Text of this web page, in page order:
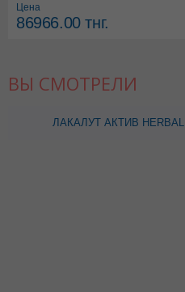
Цена
86966.00тнг.
ВЫ СМОТРЕЛИ
ЛАКАЛУТ АКТИВ HERBAL